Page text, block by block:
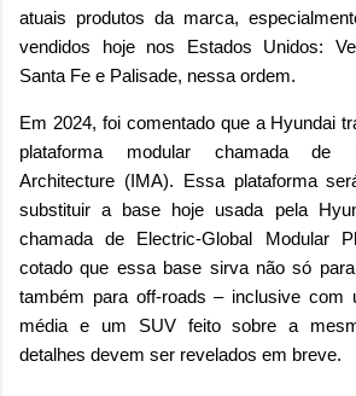
atuais produtos da marca,
vendidos hoje nos Estados Unidos:
Santa Fe e Palisade, nessa ordem.
Em 2024, foi comentado que a Hyundai
plataforma modular chamada de
Architecture (IMA). Essa plataforma
substituir a base hoje usada pela
chamada de Electric-Global Modular
cotado que essa base sirva não só
também para off-roads – inclusive com
média e um SUV feito sobre a
detalhes devem ser revelados em breve.